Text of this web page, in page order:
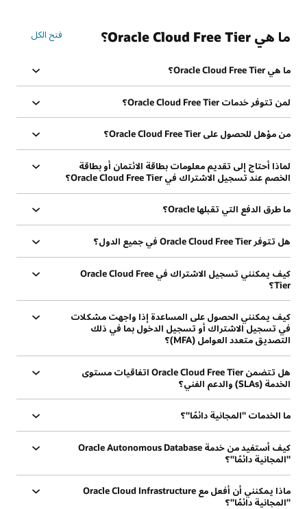
ما هي Oracle Cloud Free Tier؟ فتح الكل
ما هي Oracle Cloud Free Tier؟
لمن تتوفر خدمات Oracle Cloud Free Tier؟
من مؤهل للحصول على Oracle Cloud Free Tier؟
لماذا أحتاج إلى تقديم معلومات بطاقة الائتمان أو بطاقة
الخصم عند تسجيل الاشتراك في Oracle Cloud Free Tier؟
ما طرق الدفع التي تقبلها Oracle؟
هل تتوفر Oracle Cloud Free Tier في جميع الدول؟
كيف يمكنني تسجيل الاشتراك في Oracle Cloud Free
Tier؟
كيف يمكنني الحصول على المساعدة إذا واجهت مشكلات
في تسجيل الاشتراك أو تسجيل الدخول بما في ذلك
التصديق متعدد العوامل (MFA)؟
هل تتضمن Oracle Cloud Free Tier اتفاقيات مستوى
الخدمة (SLAs) والدعم الفني؟
ما الخدمات "المجانية دائمًا"؟
كيف أستفيد من خدمة Oracle Autonomous Database
"المجانية دائمًا"؟
ماذا يمكنني أن أفعل مع Oracle Cloud Infrastructure
"المجانية دائمًا"؟